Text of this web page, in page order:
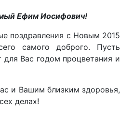
Ефим Иосифович!
поздравления с Новым 2015
самого доброго. Пусть
для Вас годом процветания и
и Вашим близким здоровья,
делах!